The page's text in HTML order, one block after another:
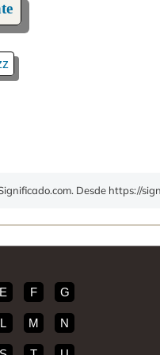
Desde https://
E F G
L M N